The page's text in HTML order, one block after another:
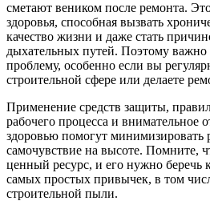
сметают веником после ремонта. Это
здоровья, способная вызвать
качество жизни и даже стать
дыхательных путей. Поэтому важно
проблему, особенно если вы
строительной сфере или делаете
Применение средств защиты,
рабочего процесса и внимательное
здоровью помогут минимизировать
самочувствие на высоте. Помните,
ценный ресурс, и его нужно беречь
самых простых привычек, в том
строительной пыли.